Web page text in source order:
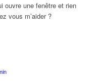
ouvre une fenêtre et rien
vous m’aider ?